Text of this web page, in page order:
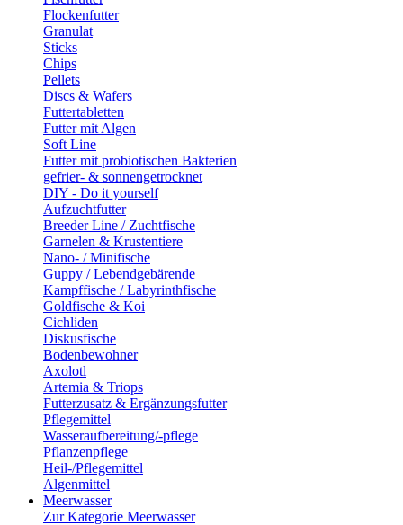
Flockenfutter
Granulat
Sticks
Chips
Pellets
Discs & Wafers
Futtertabletten
Futter mit Algen
Soft Line
Futter mit probiotischen Bakterien
gefrier- & sonnengetrocknet
DIY - Do it yourself
Aufzuchtfutter
Breeder Line / Zuchtfische
Garnelen & Krustentiere
Nano- / Minifische
Guppy / Lebendgebärende
Kampffische / Labyrinthfische
Goldfische & Koi
Cichliden
Diskusfische
Bodenbewohner
Axolotl
Artemia & Triops
Futterzusatz & Ergänzungsfutter
Pflegemittel
Wasseraufbereitung/-pflege
Pflanzenpflege
Heil-/Pflegemittel
Algenmittel
Meerwasser
Zur Kategorie Meerwasser